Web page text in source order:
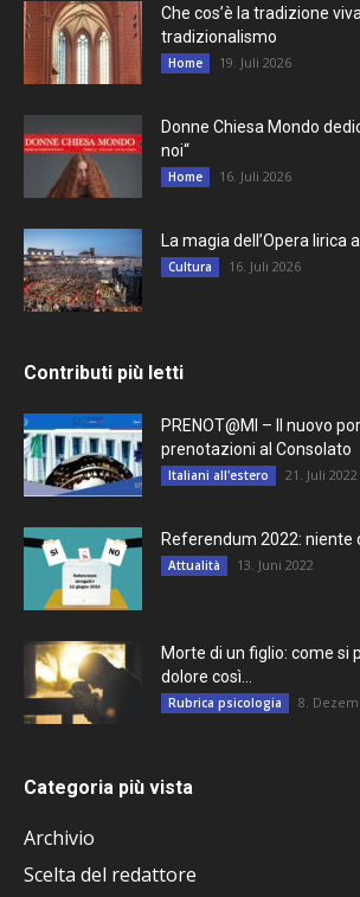
Che cos’è la tradizione
tradizionalismo
Home 19. Juli 2026
Donne Chiesa Mondo
noi“
Home 16. Juli 2026
La magia dell’Opera lirica
Cultura 16. Juli 2026
Contributi più letti
PRENOT@MI – Il nuovo
prenotazioni al Consolato
Italiani all'estero 21. Juli 2022
Referendum 2022: niente
Attualità 13. Juni 2022
Morte di un figlio: come si
dolore così...
Rubrica psicologia 8.
Categoria più vista
Archivio
Scelta del redattore